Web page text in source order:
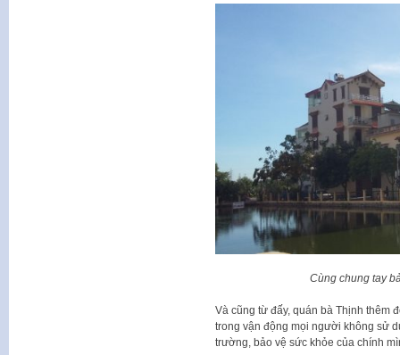
Cùng chung tay
Và cũng từ đấy, quán bà Thịnh thêm
trong vận động mọi người không sử
trường, bảo vệ sức khỏe của chính